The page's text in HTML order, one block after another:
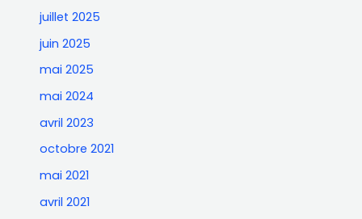
juillet 2025
juin 2025
mai 2025
mai 2024
avril 2023
octobre 2021
mai 2021
avril 2021